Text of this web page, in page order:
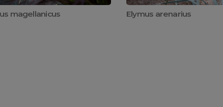
magellanicus Elymus arenarius